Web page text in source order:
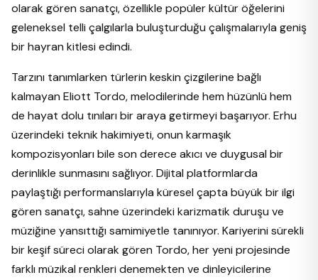
olarak gören sanatçı, özellikle popüler kültür öğelerini
geleneksel telli çalgılarla buluşturduğu çalışmalarıyla geniş
bir hayran kitlesi edindi.
Tarzını tanımlarken türlerin keskin çizgilerine bağlı
kalmayan Eliott Tordo, melodilerinde hem hüzünlü hem
de hayat dolu tınıları bir araya getirmeyi başarıyor. Erhu
üzerindeki teknik hakimiyeti, onun karmaşık
kompozisyonları bile son derece akıcı ve duygusal bir
derinlikle sunmasını sağlıyor. Dijital platformlarda
paylaştığı performanslarıyla küresel çapta büyük bir ilgi
gören sanatçı, sahne üzerindeki karizmatik duruşu ve
müziğine yansıttığı samimiyetle tanınıyor. Kariyerini sürekli
bir keşif süreci olarak gören Tordo, her yeni projesinde
farklı müzikal renkleri denemekten ve dinleyicilerine